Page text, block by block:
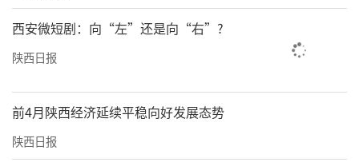
西安微短剧：向“左”还是向“右”?
陕西日报
前4月陕西经济延续平稳向好发展态势
陕西日报